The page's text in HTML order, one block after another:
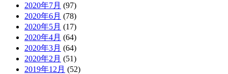
2020年7月 (97)
2020年6月 (78)
2020年5月 (17)
2020年4月 (64)
2020年3月 (64)
2020年2月 (51)
2019年12月 (52)